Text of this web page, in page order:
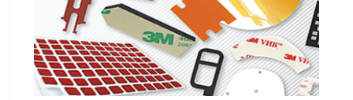
Platten mit Befestigungselementen
Gravierte Schilder
ZEIGEN MEHR